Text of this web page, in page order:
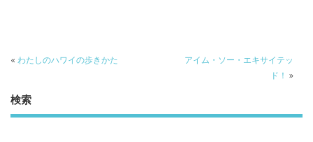
« わたしのハワイの歩きかた
アイム・ソー・エキサイテッ
ド！ »
検索